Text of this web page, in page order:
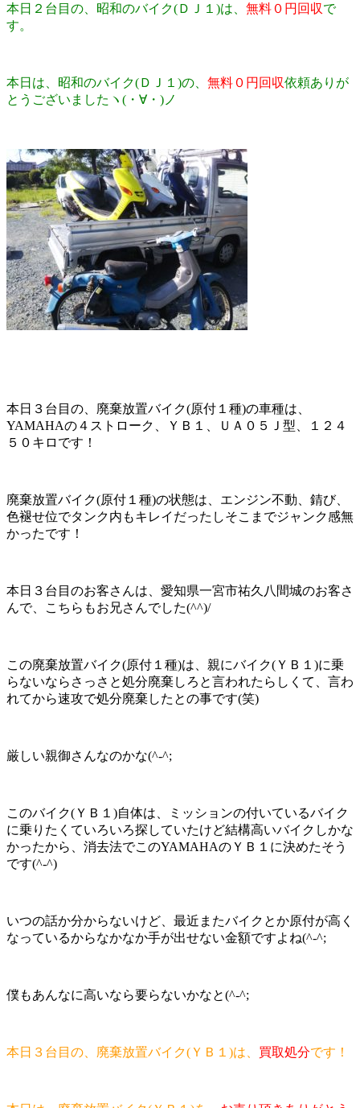
本日２台目の、昭和のバイク(ＤＪ１)は、 無料０円回収で
す。
本日は、昭和のバイク(ＤＪ１)の、 無料０円回収依頼ありが
とうございましたヽ(・∀・)ノ
本日３台目の、廃棄放置バイク(原付１種)の車種は、
YAMAHAの４ストローク、ＹＢ１、ＵＡ０５Ｊ型、１２４
５０キロです！
廃棄放置バイク(原付１種)の状態は、エンジン不動、錆び、
色褪せ位でタンク内もキレイだったしそこまでジャンク感無
かったです！
本日３台目のお客さんは、愛知県一宮市祐久八間城のお客さ
んで、こちらもお兄さんでした(^^)/
この廃棄放置バイク(原付１種)は、親にバイク(ＹＢ１)に乗
らないならさっさと処分廃棄しろと言われたらしくて、言わ
れてから速攻で処分廃棄したとの事です(笑)
厳しい親御さんなのかな(^-^;
このバイク(ＹＢ１)自体は、ミッションの付いているバイク
に乗りたくていろいろ探していたけど結構高いバイクしかな
かったから、消去法でこのYAMAHAのＹＢ１に決めたそう
です(^-^)
いつの話か分からないけど、最近またバイクとか原付が高く
なっているからなかなか手が出せない金額ですよね(^-^;
僕もあんなに高いなら要らないかなと(^-^;
本日３台目の、廃棄放置バイク(ＹＢ１)は、 買取処分です！